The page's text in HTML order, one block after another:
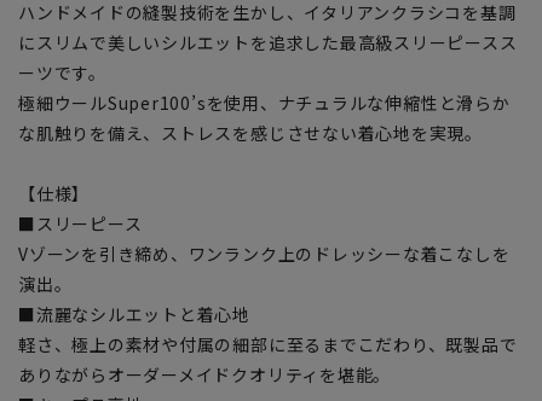
ハンドメイドの縫製技術を生かし、イタリアンクラシコを基調
にスリムで美しいシルエットを追求した最高級スリーピースス
ーツです。
極細ウールSuper100’sを使用、ナチュラルな伸縮性と滑らか
な肌触りを備え、ストレスを感じさせない着心地を実現。
【仕様】
■スリーピース
Vゾーンを引き締め、ワンランク上のドレッシーな着こなしを
演出。
■流麗なシルエットと着心地
軽さ、極上の素材や付属の細部に至るまでこだわり、既製品で
ありながらオーダーメイドクオリティを堪能。